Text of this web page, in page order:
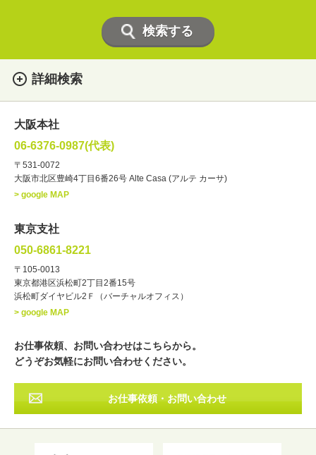
詳細検索
・性別
・ジャンル
ナレーター レポーター
・年齢
・出身地 北海道 東北
その他
大阪本社
06-6376-0987(代表)
〒531-0072
大阪市北区豊崎4丁目6番26号 Alte Casa (アルテ カーサ)
> google MAP
東京支社
050-6861-8221
〒105-0013
東京都港区浜松町2丁目2番15号
浜松町ダイヤビル2Ｆ（バーチャルオフィス）
> google MAP
お仕事依頼、お問い合わせはこちらから。
どうぞお気軽にお問い合わせください。
お仕事依頼・お問い合わせ